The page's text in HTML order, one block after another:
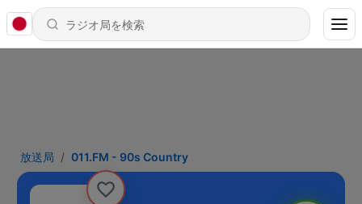
放送局 011.FM - 90s Country